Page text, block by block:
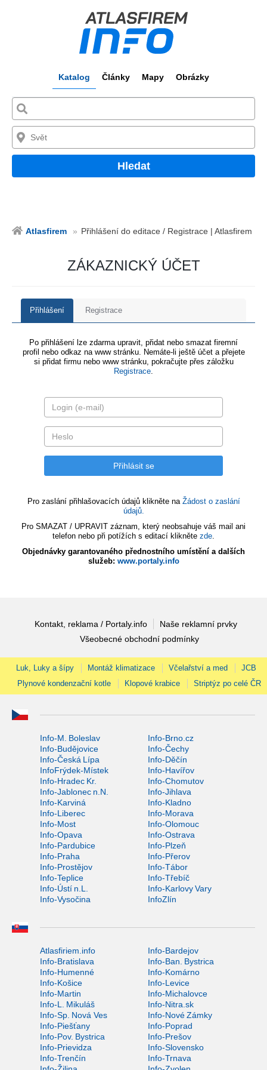
Katalog Články Mapy Obrázky
Hledat
Atlasfirem Přihlášení do editace / Registrace | Atlasfirem
ZÁKAZNICKÝ ÚČET
Přihlášení Registrace
Po přihlášení lze zdarma upravit, přidat nebo smazat firemní
profil nebo odkaz na www stránku. Nemáte-li ještě účet a přejete
si přidat firmu nebo www stránku, pokračujte přes záložku
Registrace.
Pro zaslání přihlašovacích údajů klikněte na Žádost o zaslání
údajů.
Pro SMAZAT / UPRAVIT záznam, který neobsahuje váš mail ani
telefon nebo při potížích s editací klikněte zde.
Objednávky garantovaného přednostního umístění a dalších
služeb: www.portaly.info
Kontakt, reklama / Portaly.info
Naše reklamní prvky
Všeobecné obchodní podmínky
Luk, Luky a šípy Montáž klimatizace Včelařství a med
JCB
Plynové kondenzační kotle
Klopové krabice Striptýz po celé ČR
Info-M. Boleslav
Info-Brno.cz
Info-Budějovice
Info-Čechy
Info-Česká Lípa
Info-Děčín
InfoFrýdek-Místek
Info-Havířov
Info-Hradec Kr.
Info-Chomutov
Info-Jablonec n.N.
Info-Jihlava
Info-Karviná
Info-Kladno
Info-Liberec
Info-Morava
Info-Most
Info-Olomouc
Info-Opava
Info-Ostrava
Info-Pardubice
Info-Plzeň
Info-Praha
Info-Přerov
Info-Prostějov
Info-Tábor
Info-Teplice
Info-Třebíč
Info-Ústí n.L.
Info-Karlovy Vary
Info-Vysočina
InfoZlín
Atlasfiriem.info
Info-Bardejov
Info-Bratislava
Info-Ban. Bystrica
Info-Humenné
Info-Komárno
Info-Košice
Info-Levice
Info-Martin
Info-Michalovce
Info-L. Mikuláš
Info-Nitra.sk
Info-Sp. Nová Ves
Info-Nové Zámky
Info-Piešťany
Info-Poprad
Info-Pov. Bystrica
Info-Prešov
Info-Prievidza
Info-Slovensko
Info-Trenčín
Info-Trnava